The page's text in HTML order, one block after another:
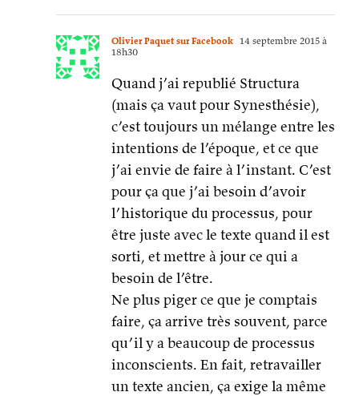
Olivier Paquet sur Facebook 14 septembre 2015 à
18h30
Quand j’ai republié Structura
(mais ça vaut pour Synesthésie),
c’est toujours un mélange entre les
intentions de l’époque, et ce que
j’ai envie de faire à l’instant. C’est
pour ça que j’ai besoin d’avoir
l’historique du processus, pour
être juste avec le texte quand il est
sorti, et mettre à jour ce qui a
besoin de l’être.
Ne plus piger ce que je comptais
faire, ça arrive très souvent, parce
qu’il y a beaucoup de processus
inconscients. En fait, retravailler
un texte ancien, ça exige la même